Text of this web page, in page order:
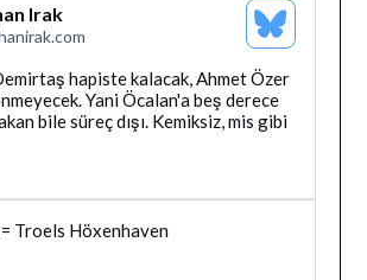
Irak
Bluesky
Profilini
Gor
hapiste kalacak, Ahmet Özer
Yani Öcalan'a beş derece
bile süreç dışı. Kemiksiz, mis gibi
Troels Höxenhaven